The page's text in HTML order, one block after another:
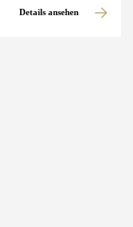
Details ansehen